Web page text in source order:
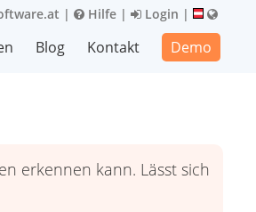
| Hilfe | Login |
Blog Kontakt Demo
erkennen kann. Lässt sich